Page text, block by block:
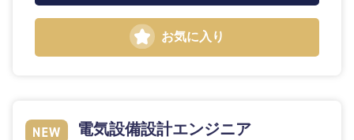
お気に入り
電気設備設計エンジニア